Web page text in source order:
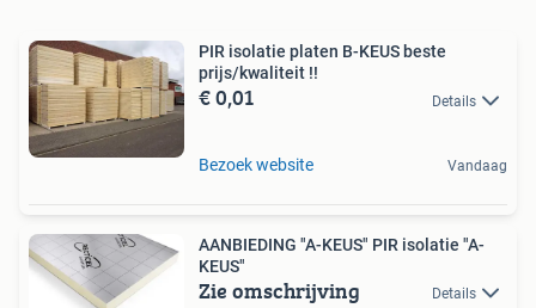
PIR isolatie platen B-KEUS beste
prijs/kwaliteit !!
€ 0,01 Details
Bezoek website Vandaag
AANBIEDING "A-KEUS" PIR isolatie "A-
KEUS"
Zie omschrijving Details